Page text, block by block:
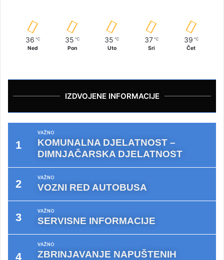
36 ℃
Ned
35 ℃
Pon
35 ℃
Uto
37 ℃
Sri
39 ℃
Čet
IZDVOJENE INFORMACIJE
VAŽNO
KOMUNALNA DJELATNOST –
DIMNJAČARSKA DJELATNOST
VAŽNO
VOZNI RED AUTOBUSA
VAŽNO
SERVISNE INFORMACIJE
VAŽNO
ZBRINJAVANJE NAPUŠTENIH